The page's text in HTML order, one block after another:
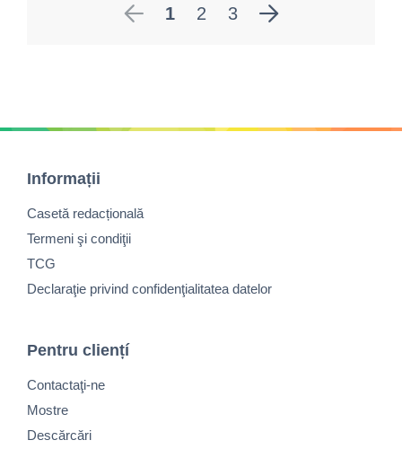
1 2 3
Informații
Casetă redacțională
Termeni şi condiţii
TCG
Declaraţie privind confidenţialitatea datelor
Pentru cliențí
Contactaţi-ne
Mostre
Descărcări